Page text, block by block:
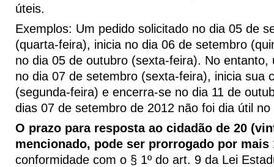
úteis.
Exemplos: Um pedido solicitado no dia 05 de
(quarta-feira), inicia no dia 06 de setembro
no dia 05 de outubro (sexta-feira). No entanto,
no dia 07 de setembro (sexta-feira), inicia sua
(segunda-feira) e encerra-se no dia 11 de
dias 07 de setembro de 2012 não foi dia útil no
O prazo para resposta ao cidadão de 20
mencionado, pode ser prorrogado por mais
conformidade com o § 1º do art. 9 da Lei